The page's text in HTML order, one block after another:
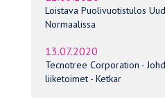
Loistava Puolivuotistulos
Normaalissa
13.07.2020
Tecnotree Corporation -
liiketoimet - Ketkar